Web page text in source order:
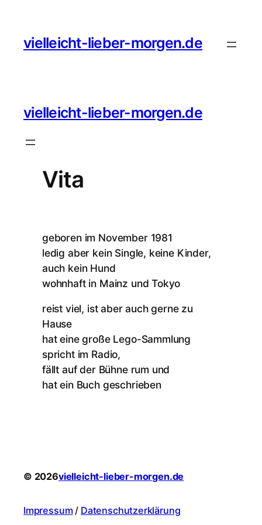
vielleicht-lieber-morgen.de
vielleicht-lieber-morgen.de
Vita
geboren im November 1981
ledig aber kein Single, keine Kinder,
auch kein Hund
wohnhaft in Mainz und Tokyo
reist viel, ist aber auch gerne zu
Hause
hat eine große Lego-Sammlung
spricht im Radio,
fällt auf der Bühne rum und
hat ein Buch geschrieben
© 2026vielleicht-lieber-morgen.de
Impressum/ Datenschutzerklärung